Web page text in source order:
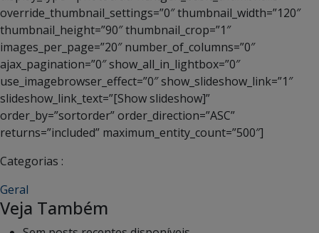
override_thumbnail_settings=”0″ thumbnail_width=”120″
thumbnail_height=”90″ thumbnail_crop=”1″
images_per_page=”20″ number_of_columns=”0″
ajax_pagination=”0″ show_all_in_lightbox=”0″
use_imagebrowser_effect=”0″ show_slideshow_link=”1″
slideshow_link_text=”[Show slideshow]”
order_by=”sortorder” order_direction=”ASC”
returns=”included” maximum_entity_count=”500″]
Categorias :
Geral
Veja Também